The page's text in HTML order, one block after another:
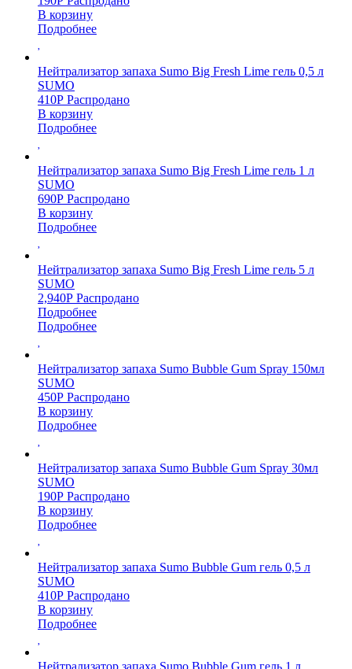
В корзину
Подробнее
Нейтрализатор запаха Sumo Big Fresh Lime гель 0,5 л
SUMO
410Р Распродано
В корзину
Подробнее
Нейтрализатор запаха Sumo Big Fresh Lime гель 1 л
SUMO
690Р Распродано
В корзину
Подробнее
Нейтрализатор запаха Sumo Big Fresh Lime гель 5 л
SUMO
2,940Р Распродано
Подробнее
Подробнее
Нейтрализатор запаха Sumo Bubble Gum Spray 150мл
SUMO
450Р Распродано
В корзину
Подробнее
Нейтрализатор запаха Sumo Bubble Gum Spray 30мл
SUMO
190Р Распродано
В корзину
Подробнее
Нейтрализатор запаха Sumo Bubble Gum гель 0,5 л
SUMO
410Р Распродано
В корзину
Подробнее